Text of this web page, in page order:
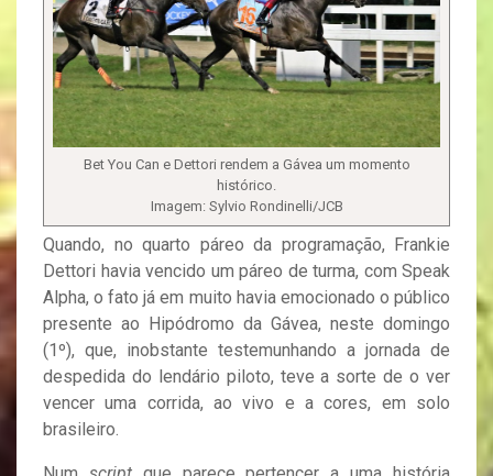
Bet You Can e Dettori rendem a Gávea um momento
histórico.
Imagem: Sylvio Rondinelli/JCB
Quando, no quarto páreo da programação, Frankie
Dettori havia vencido um páreo de turma, com Speak
Alpha, o fato já em muito havia emocionado o público
presente ao Hipódromo da Gávea, neste domingo
(1º), que, inobstante testemunhando a jornada de
despedida do lendário piloto, teve a sorte de o ver
vencer uma corrida, ao vivo e a cores, em solo
brasileiro.